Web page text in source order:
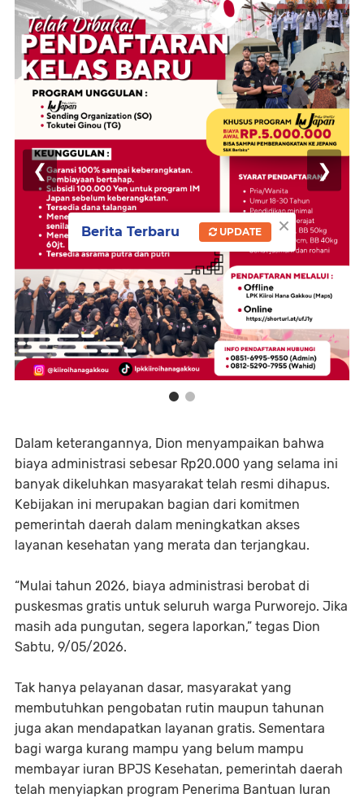
❮ ❯
Dalam keterangannya, Dion menyampaikan bahwa
biaya administrasi sebesar Rp20.000 yang selama ini
banyak dikeluhkan masyarakat telah resmi dihapus.
Kebijakan ini merupakan bagian dari komitmen
pemerintah daerah dalam meningkatkan akses
layanan kesehatan yang merata dan terjangkau.
“Mulai tahun 2026, biaya administrasi berobat di
puskesmas gratis untuk seluruh warga Purworejo. Jika
masih ada pungutan, segera laporkan,” tegas Dion
Sabtu, 9/05/2026.
Tak hanya pelayanan dasar, masyarakat yang
membutuhkan pengobatan rutin maupun tahunan
juga akan mendapatkan layanan gratis. Sementara
bagi warga kurang mampu yang belum mampu
membayar iuran BPJS Kesehatan, pemerintah daerah
telah menyiapkan program Penerima Bantuan Iuran
×
Berita Terbaru UPDATE